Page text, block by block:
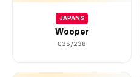
JAPANS
Wooper
035/238